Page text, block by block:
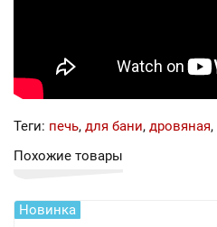
Теги: печь, для бани, дровяная,
Похожие товары
Новинка